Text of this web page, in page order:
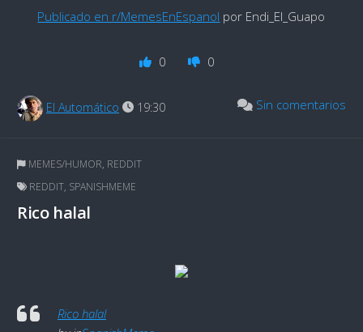
Publicado en r/MemesEnEspanol por Endi_El_Guapo
0 0
El Automático 19:30 Sin comentarios
MEMES/HUMOR, REDDIT
REDDIT, SPANISHMEME
Rico halal
Rico halal